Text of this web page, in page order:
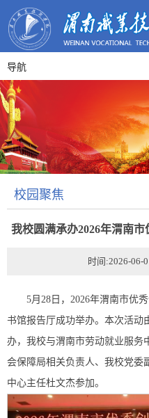
导航
校园聚焦
我校圆满承办2026年渭南
时间:2026-06-
5月28日，2026年渭南市优
书馆报告厅成功举办。本次活动
办，我校与渭南市劳动就业服务
会保障局相关负责人、我校党委
中心主任杜文杰参加。